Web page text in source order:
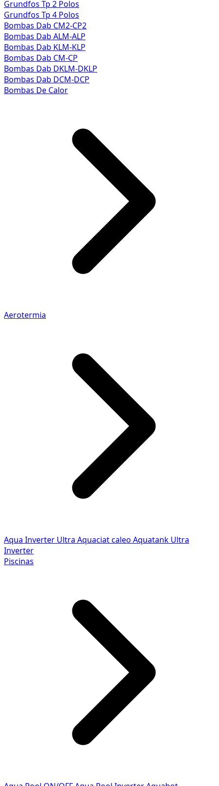
Grundfos Tp 2 Polos
Grundfos Tp 4 Polos
Bombas Dab CM2-CP2
Bombas Dab ALM-ALP
Bombas Dab KLM-KLP
Bombas Dab CM-CP
Bombas Dab DKLM-DKLP
Bombas Dab DCM-DCP
Bombas De Calor
Aerotermia
Aqua Inverter Ultra Aquaciat caleo Aquatank Ultra
Inverter
Piscinas